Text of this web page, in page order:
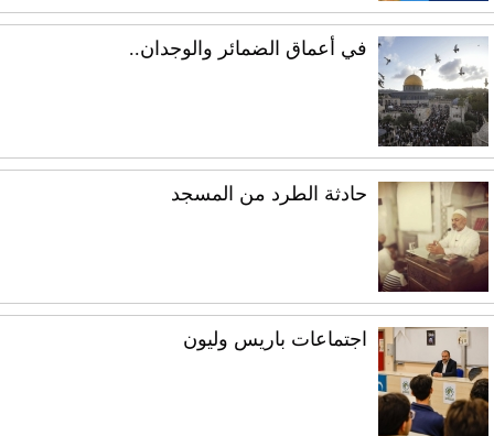
في أعماق الضمائر والوجدان..
حادثة الطرد من المسجد
اجتماعات باريس وليون